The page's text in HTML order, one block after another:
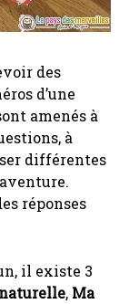
des
d’une
amenés à
à
différentes
réponses
il existe 3
, Ma